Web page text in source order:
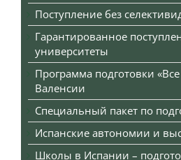
Поступление без
Гарантированное
университеты
Программа подготовки
Валенсии
Специальный пакет по
Испанские автономии и
Школы в Испании –